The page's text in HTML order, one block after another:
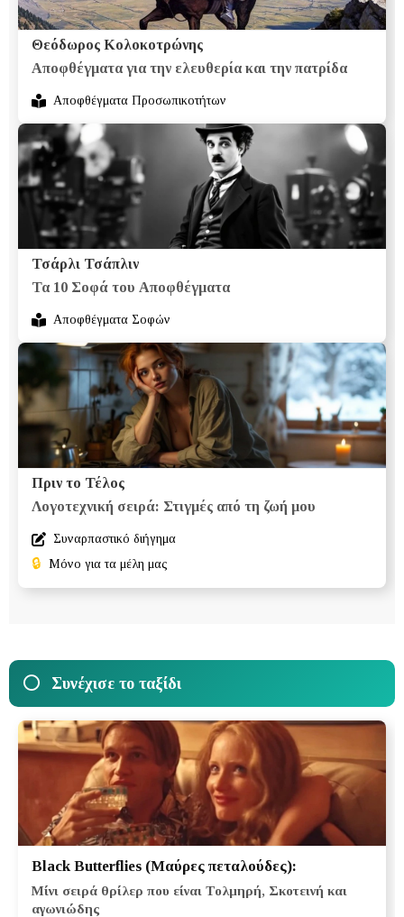
Θεόδωρος Κολοκοτρώνης
Αποφθέγματα για την ελευθερία και την πατρίδα
Αποφθέγματα Προσωπικοτήτων
Τσάρλι Τσάπλιν
Τα 10 Σοφά του Αποφθέγματα
Αποφθέγματα Σοφών
Πριν το Τέλος
Λογοτεχνική σειρά: Στιγμές από τη ζωή μου
Συναρπαστικό διήγημα
🔒 Μόνο για τα μέλη μας
Συνέχισε το ταξίδι
Black Butterflies (Μαύρες πεταλούδες):
Μίνι σειρά θρίλερ που είναι Τολμηρή, Σκοτεινή και
αγωνιώδης